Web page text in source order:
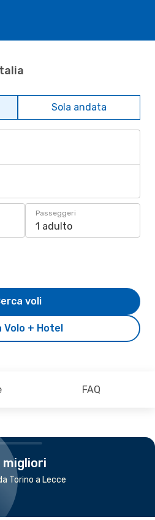
Sola andata
Passeggeri
1 adulto
Volo + Hotel
voli
FAQ
Torino a Lecce